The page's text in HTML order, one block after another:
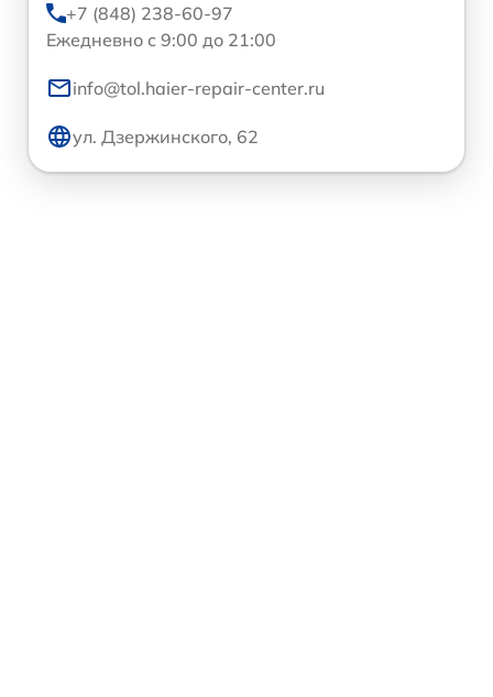
+7 (848) 238-60-97
Ежедневно с 9:00 до 21:00
info@tol.haier-repair-center.ru
ул. Дзержинского, 62